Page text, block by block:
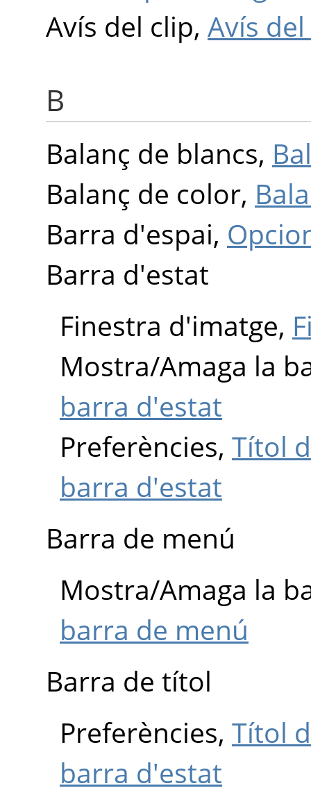
Avís del clip, Avís
B
Balanç de blancs,
Balanç de color,
Barra d'espai,
Barra d'estat
Finestra d'imatge,
Mostra/Amaga la
barra d'estat
Preferències, Títol
barra d'estat
Barra de menú
Mostra/Amaga la
barra de menú
Barra de títol
Preferències, Títol
barra d'estat